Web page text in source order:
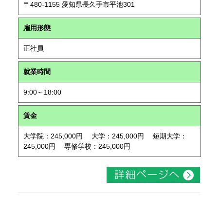
〒480-1155 愛知県長久手市平池301
雇用形態
正社員
就業時間
9:00～18:00
賃金
大学院：245,000円 大学：245,000円 短期大学：
245,000円 専修学校：245,000円